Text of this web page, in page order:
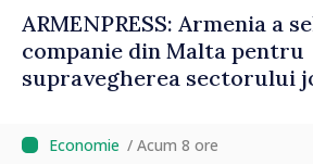
ARMENPRESS: Armenia a
companie din Malta pentru
supravegherea sectorului
/ Acum 8 ore